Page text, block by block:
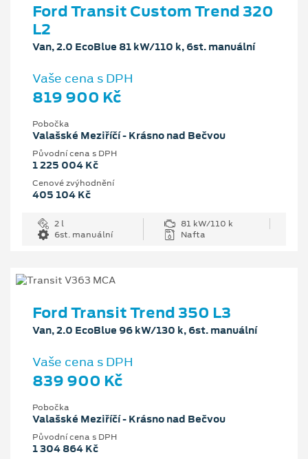
Ford Transit Custom Trend 320
L2
Van, 2.0 EcoBlue 81 kW/110 k, 6st. manuální
Vaše cena s DPH
819 900 Kč
Pobočka
Valašské Meziříčí - Krásno nad Bečvou
Původní cena s DPH
1 225 004 Kč
Cenové zvýhodnění
405 104 Kč
2 l
81 kW/110 k
6st. manuální
Nafta
Ford Transit Trend 350 L3
Van, 2.0 EcoBlue 96 kW/130 k, 6st. manuální
Vaše cena s DPH
839 900 Kč
Pobočka
Valašské Meziříčí - Krásno nad Bečvou
Původní cena s DPH
1 304 864 Kč